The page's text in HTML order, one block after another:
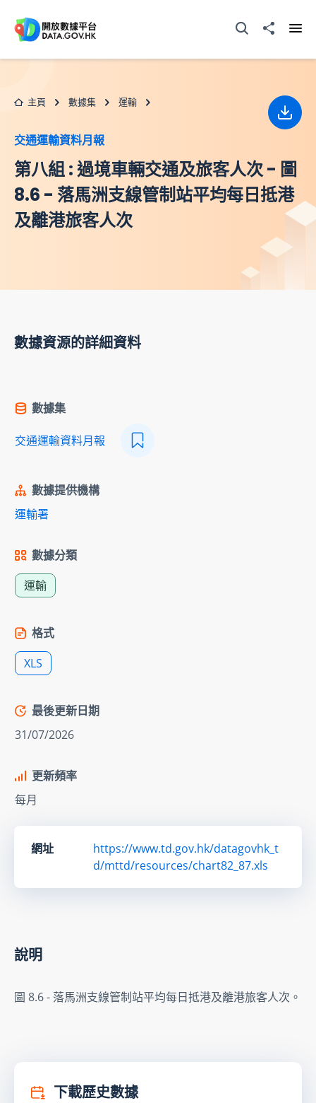
打開搜尋器分享至
主頁 數據集 運輸
交通運輸資料月報
第八組 : 過境車輛交通及旅客人次 - 圖
8.6 - 落馬洲支線管制站平均每日抵港
及離港旅客人次
下載
數據資源的詳細資料
數據集
交通運輸資料月報
數據提供機構
運輸署
數據分類
運輸
格式
XLS
最後更新日期
31/07/2026
更新頻率
每月
網址
https://www.td.gov.hk/datagovhk_t
d/mttd/resources/chart82_87.xls
說明
圖 8.6 - 落馬洲支線管制站平均每日抵港及離港旅客人次。
下載歷史數據